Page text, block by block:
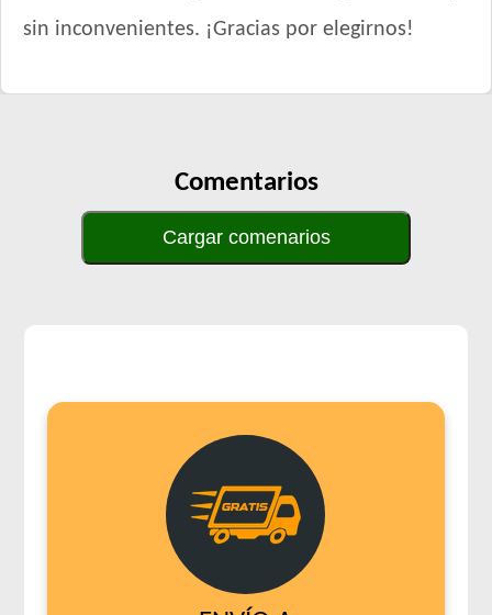
sin inconvenientes. ¡Gracias por elegirnos!
Comentarios
Cargar comenarios